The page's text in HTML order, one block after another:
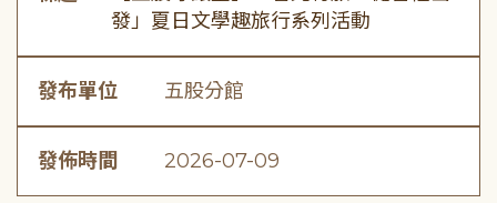
發」夏日文學趣旅行系列活動
發布單位 五股分館
發佈時間 2026-07-09